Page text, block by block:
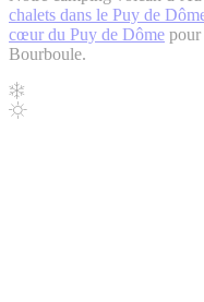
chalets dans le Puy de
cœur du Puy de Dôme pour
Bourboule.